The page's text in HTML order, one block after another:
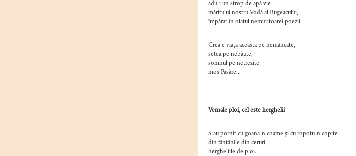
adu-i un strop de apă vie
măritului nostru Vodă al Bugeacului,
împărat în olatul nemuritoarei poezii.
Grea e viaţa aceasta pe nemâncate,
setea pe nebăute,
somnul pe netrezite,
moş Pasăre...
Vernale ploi, cel este herghelii
S-au pornit cu goana-n coame şi cu ropotu-n copite
din fântânile din ceruri
hergheliile de ploi.